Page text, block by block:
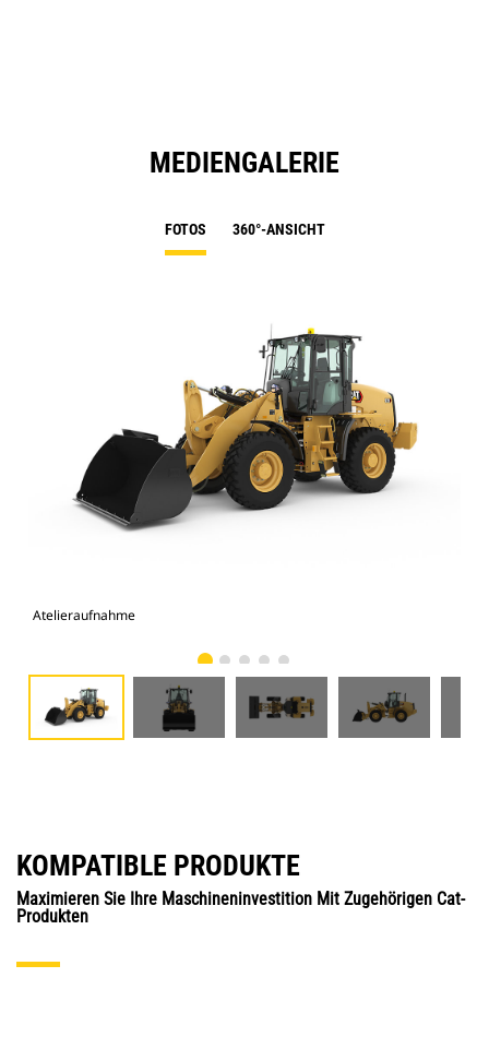
MEDIENGALERIE
FOTOS 360°-ANSICHT
Atelieraufnahme
KOMPATIBLE PRODUKTE
Maximieren Sie Ihre Maschineninvestition Mit Zugehörigen Cat-
Produkten